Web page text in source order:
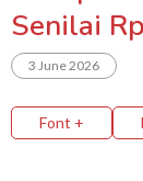
Senilai
3 June 2026
Font +